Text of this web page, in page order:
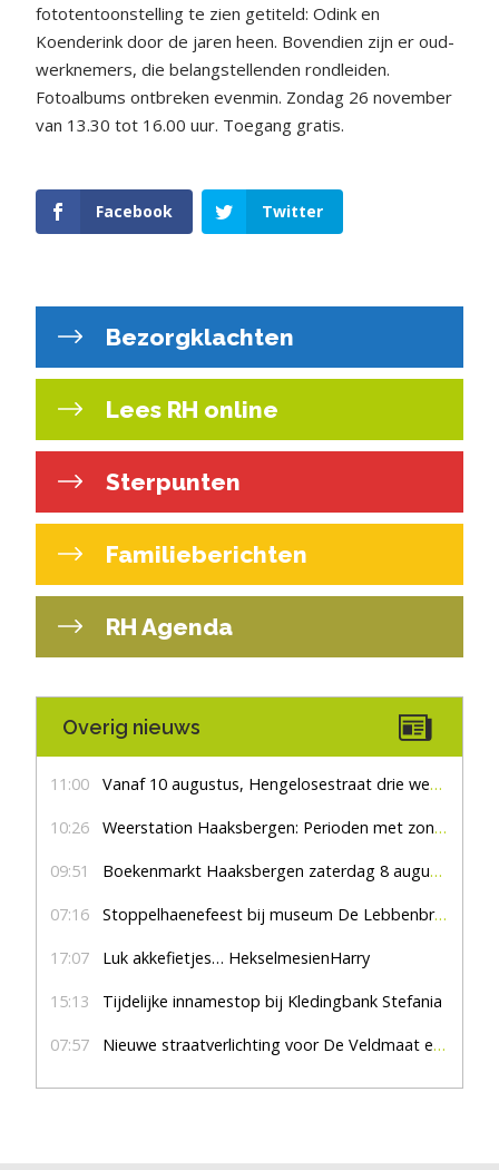
fototentoonstelling te zien getiteld: Odink en
Koenderink door de jaren heen. Bovendien zijn er oud-
werknemers, die belangstellenden rondleiden.
Fotoalbums ontbreken evenmin. Zondag 26 november
van 13.30 tot 16.00 uur. Toegang gratis.
Facebook Twitter
Bezorgklachten
Lees RH online
Sterpunten
Familieberichten
RH Agenda
Overig nieuws
11:00 Vanaf 10 augustus, Hengelosestraat drie weken dicht voor doorgaand verkeer
10:26 Weerstation Haaksbergen: Perioden met zon en droog
09:51 Boekenmarkt Haaksbergen zaterdag 8 augustus, marktplein Haaksbergen
07:16 Stoppelhaenefeest bij museum De Lebbenbrugge
17:07 Luk akkefietjes… HekselmesienHarry
15:13 Tijdelijke innamestop bij Kledingbank Stefania
07:57 Nieuwe straatverlichting voor De Veldmaat en De Pas